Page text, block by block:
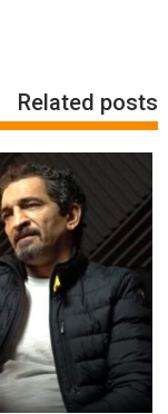
Related posts